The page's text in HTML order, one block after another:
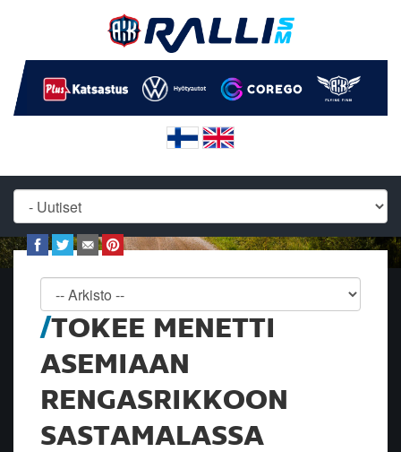
TOKEE MENETTI
ASEMIAAN
RENGASRIKKOON
SASTAMALASSA